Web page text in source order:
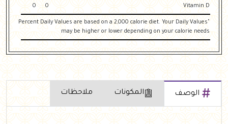
Vitamin D
0
0
"Percent Daily Values are based on a 2,000 calorie diet. Your Daily Values
may be higher or lower depending on your calorie needs
الوصف المكونات ملاحظات